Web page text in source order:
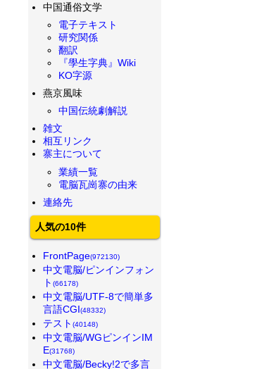
中国通俗文学
電子テキスト
研究関係
翻訳
『學生字典』Wiki
KO字源
燕京風味
中国伝統劇解説
雑文
相互リンク
寨主について
業績一覧
電脳瓦崗寨の由来
連絡先
人気の10件
FrontPage(972130)
中文電脳/ピンインフォン
ト(66178)
中文電脳/UTF-8で簡単多
言語CGI(48332)
テスト(40148)
中文電脳/WGピンインIM
E(31768)
中文電脳/Becky!2で多言